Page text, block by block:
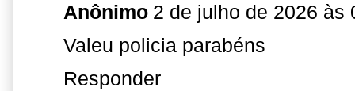
Anônimo 2 de julho de 2026 às
Valeu policia parabéns
Responder